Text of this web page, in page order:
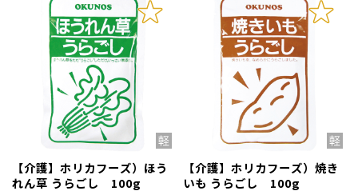
【介護】ホリカフーズ）ほう
れん草 うらごし 100g
【介護】ホリカフーズ）焼き
いも うらごし 100g